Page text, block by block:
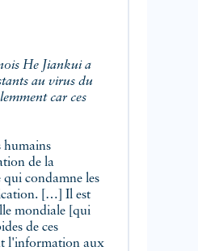
au virus du
car ces
humains
de la
condamne les
[…] Il est
mondiale [qui
de ces
l'information aux